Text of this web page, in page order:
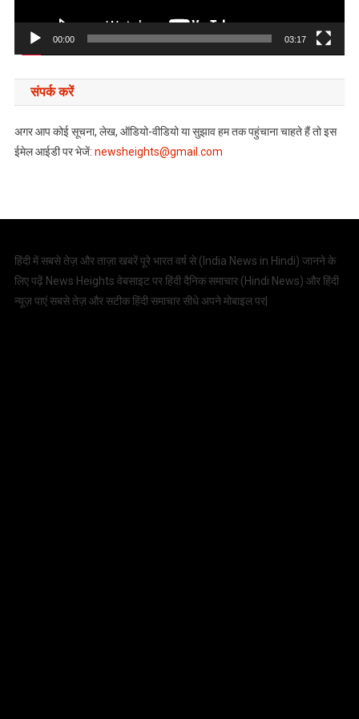
00:00 03:17
संपर्क करें
अगर आप कोई सूचना, लेख, ऑडियो-वीडियो या सुझाव हम तक पहुंचाना चाहते हैं तो इस
ईमेल आईडी पर भेजें: newsheights@gmail.com
हिंदी में सबसे तेज़ और ताज़ा खबरें पूरे भारत वर्ष से ( India News in Hindi) जानने के
लिए पढ़ें News Heights वेबसाइट पर हिंदी दैनिक समाचार (Hindi News) और हिंदी
न्यूज़ पाएं सबसे तेज़ और सटीक हिंदी समाचार सीधे अपने मोबाइल पर|